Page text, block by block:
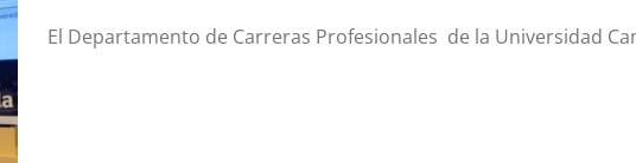
El Departamento de Carreras Profesionales de la Universidad